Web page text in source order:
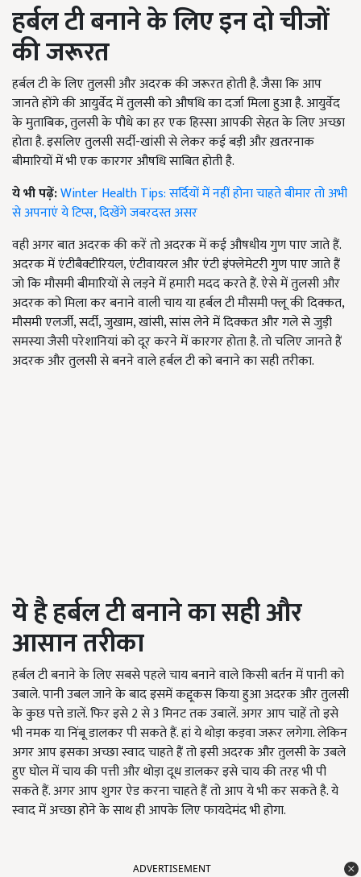
हर्बल टीबनाने के लिए इन दो चीजों
की जरूरत
हर्बल टी के लिए तुलसी और अदरक की जरूरत होती है. जैसा कि आप
जानते होंगे की आयुर्वेद में तुलसी को औषधि का दर्जा मिला हुआ है. आयुर्वेद
के मुताबिक, तुलसी के पौधे का हर एक हिस्सा आपकी सेहत के लिए अच्छा
होता है. इसलिए तुलसी सर्दी-खांसी से लेकर कई बड़ी और ख़तरनाक
बीमारियों में भी एक कारगर औषधि साबित होती है.
ये भी पढ़ें:Winter Health Tips: सर्दियों में नहीं होना चाहते बीमार तो अभी
से अपनाएं ये टिप्स, दिखेंगे जबरदस्त असर
वही अगर बात अदरक की करें तो अदरक में कई औषधीय गुण पाए जाते हैं.
अदरक में एंटीबैक्टीरियल, एंटीवायरल और एंटी इंफ्लेमेटरी गुण पाए जाते हैं
जो कि मौसमी बीमारियों से लड़ने में हमारी मदद करते हैं. ऐसे में तुलसी और
अदरक को मिला कर बनाने वाली चाय या हर्बल टी मौसमी फ्लू की दिक्कत,
मौसमी एलर्जी, सर्दी, जुखाम, खांसी, सांस लेने में दिक्कत और गले से जुड़ी
समस्या जैसी परेशानियां को दूर करने में कारगर होता है. तो चलिए जानते हैं
अदरक और तुलसी से बनने वाले हर्बल टी को बनाने का सही तरीका.
ये है हर्बल टी बनाने का सही और
आसान तरीका
हर्बल टी बनाने के लिए सबसे पहले चाय बनाने वाले किसी बर्तन में पानी को
उबाले. पानी उबल जाने के बाद इसमें कद्दूकस किया हुआ अदरक और तुलसी
के कुछ पत्ते डालें. फिर इसे 2 से 3 मिनट तक उबालें. अगर आप चाहें तो इसे
भी नमक या निंबू डालकर पी सकते हैं. हां ये थोड़ा कड़वा जरूर लगेगा. लेकिन
अगर आप इसका अच्छा स्वाद चाहते हैं तो इसी अदरक और तुलसी के उबले
हुए घोल में चाय की पत्ती और थोड़ा दूध डालकर इसे चाय की तरह भी पी
सकते हैं. अगर आप शुगर ऐड करना चाहते हैं तो आप ये भी कर सकते है. ये
स्वाद में अच्छा होने के साथ ही आपके लिए फायदेमंद भी होगा.
ADVERTISEMENT